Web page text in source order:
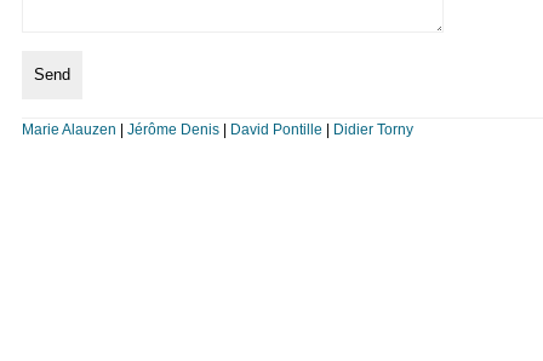
Marie Alauzen Jérôme Denis| David Pontille Didier Torny